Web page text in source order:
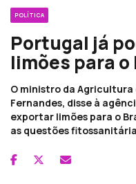
POLÍTICA
Portugal já
limões para o
O ministro da Agricultura
Fernandes, disse à
exportar limões para o
as questões